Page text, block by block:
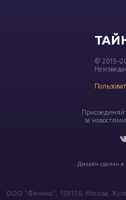
©
за
Дизайн сделан в
ООО "Феникс", 109156, Москва,